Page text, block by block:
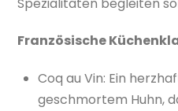
Französische
Coq au Vin: Ein
geschmortem Huhn,